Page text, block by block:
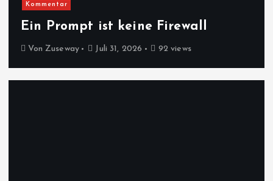
Kommentar
Ein Prompt ist keine Firewall
Von Zuseway Juli 31, 2026 92 views